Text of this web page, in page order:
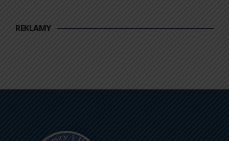
REKLAMY